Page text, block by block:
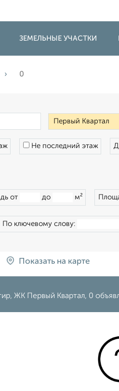
ЗЕМЕЛЬНЫЕ УЧАСТКИ
0
Не последний этаж
от до м²
По ключевому слову:
Показать на карте
ЖК Первый Квартал, 0